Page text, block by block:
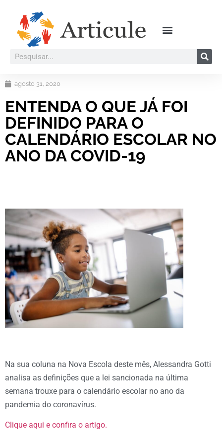
agosto 31, 2020
ENTENDA O QUE JÁ FOI
DEFINIDO PARA O
CALENDÁRIO ESCOLAR NO
ANO DA COVID-19
Na sua coluna na Nova Escola deste mês, Alessandra Gotti
analisa as definições que a lei sancionada na última
semana trouxe para o calendário escolar no ano da
pandemia do coronavírus.
Clique aqui e confira o artigo.